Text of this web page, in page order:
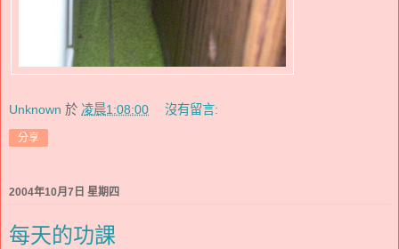
Unknown 於 凌晨1:08:00 沒有留言:
分享
2004年10月7日 星期四
每天的功課